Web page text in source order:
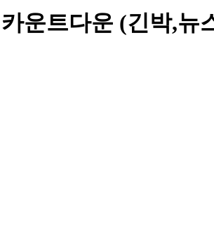
운트다운 (긴박,뉴